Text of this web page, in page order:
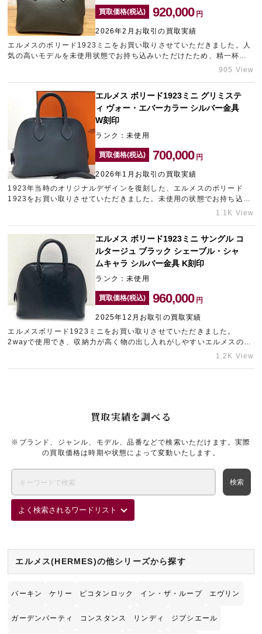
買取実績を調べる
※ブランド、ジャンル、モデル、品番などで検索いただけます。実際
の買取価格は時期や状態によって変動いたします。
よく検索されるワードリスト
エルメス(HERMES)の他シリーズから探す
バーキン ケリー ピコタンロック イン・ザ・ループ エヴリン
ガーデンパーティ コンスタンス リンディ ジプシエール
買取価格(税込) 920,000 円
2026年2月お取引の買取実績
エルメスのボリード1923ミニをお買い取りさせていただきました。人
気の高いモデルを未使用状態でお持ち込みいただけたため、精一杯の
金額をご提示させていただきました。エルメスのアイテムは、お品物
あるブランド買取店「ギャラリーレア小田急新宿店」にお問い合わせ
くださいませ。
905 View
エルメス ボリード1923ミニ グリミステ
ィ ヴォー・エバーカラー シルバー金具
W刻印
ランク：未使用
買取価格(税込) 700,000 円
2026年1月お取引の買取実績
1923年当時のオリジナルデザインを復刻した、エルメスのボリード
1923をお買い取りさせていただきました。未使用の状態でお持ち込み
いただきましたため、できる限りの金額をご提示させていただきまし
1.1K View
エルメス ボリード1923ミニ サングル コ
ルタージュ ブラック シェーブル・シャ
ムキャラ シルバー金具 K刻印
ランク：未使用
買取価格(税込) 960,000 円
2025年12月お取引の買取実績
エルメスボリード1923ミニをお買い取りさせていただきました。
2wayで使用でき、収納力が高く物の出し入れがしやすいエルメスの人
気バッグの一つです。人気の黒とシルバー金具の組み合わせでしたの
1.2K View